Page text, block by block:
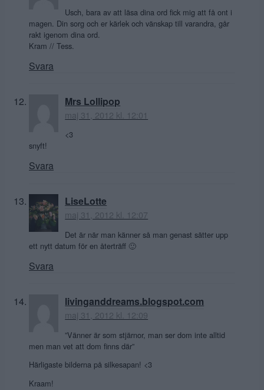
Usch, bara av att läsa dina ord fick mig att få ont i
magen. Din sorg och er kärlek och vänskap till varandra, går
rakt igenom dina ord.
Kram // Tess.
Svara
Mrs Lollipop
maj 31, 2012 kl. 12:01
<3
snyft!
Svara
LiseLotte
maj 31, 2012 kl. 12:07
Det är när man känner så man genast sätter upp
ett nytt datum för en återträff 🙂
Svara
livinganddreams.blogspot.com
maj 31, 2012 kl. 12:09
”Vänner är som stjärnor, man ser dom inte alltid
men man vet att dom finns där”
Härligaste bilderna på silkesapan! <3
Kraam!